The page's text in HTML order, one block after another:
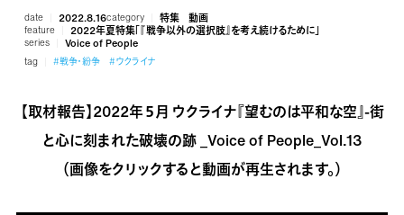
date 2022.8.16category 特集 動画
feature 2022年夏特集「『戦争以外の選択肢』を考え続けるために」
series Voice of People
tag #戦争・紛争 #ウクライナ
【取材報告】2022年５月 ウクライナ『望むのは平和な空』-街
と心に刻まれた破壊の跡 _Voice of People_Vol.13
（画像をクリックすると動画が再生されます。）